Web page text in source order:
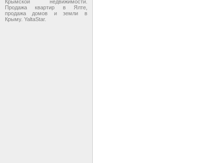
Крымской недвижимости.
Продажа квартир в Ялте,
продажа домов и земли в
Крыму. YaltaStar.